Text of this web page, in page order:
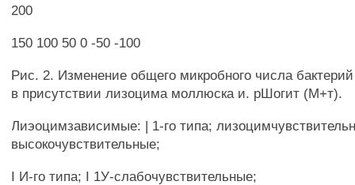
200
150 100 50 0 -50 -100
Рис. 2. Изменение общего микробного числа
в присутствии лизоцима моллюска и. рШогит (М+т).
Лиэоцимзависимые: | 1-го типа;
высокочувствительные;
I И-го типа; I 1У-слабочувствительные;